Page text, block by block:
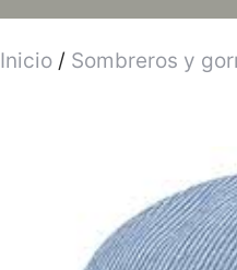
Inicio / Sombreros y